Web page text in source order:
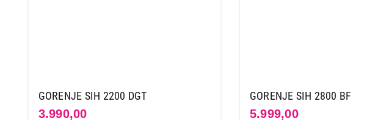
GORENJE SIH 2200 DGT
3.990,00
GORENJE SIH 2800 BF
5.999,00